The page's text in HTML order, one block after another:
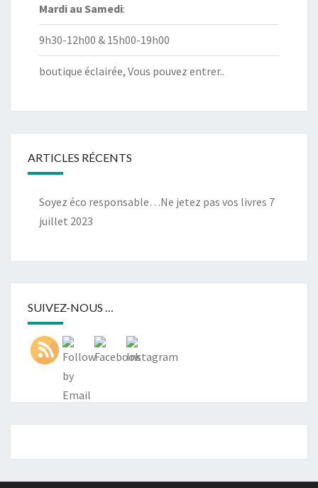
Mardi au Samedi:
9h30-12h00 & 15h00-19h00
boutique éclairée, Vous pouvez entrer..
ARTICLES RÉCENTS
Soyez éco responsable…Ne jetez pas vos livres 7
juillet 2023
SUIVEZ-NOUS …